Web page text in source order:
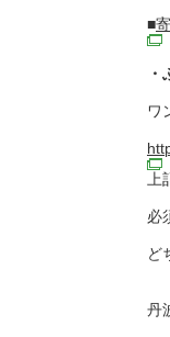
■
ワ
必
ど
丹